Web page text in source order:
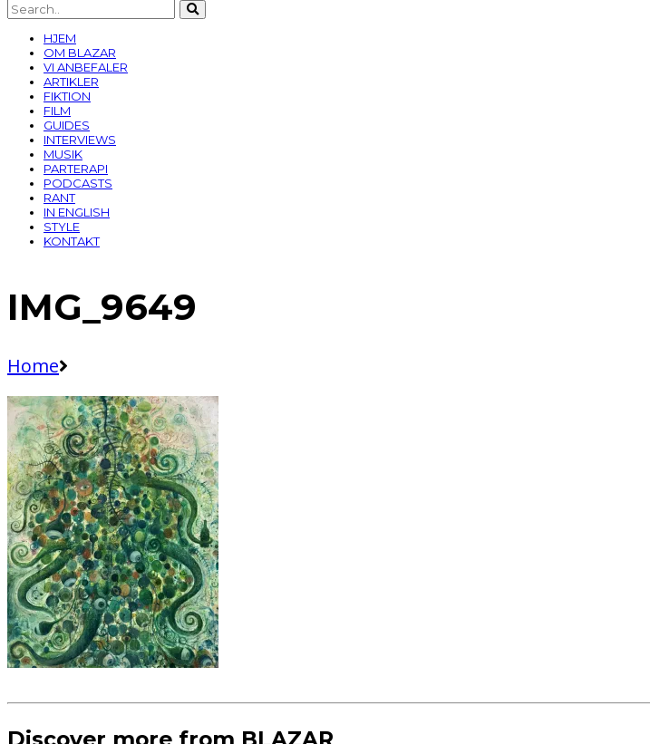
HJEM
OM BLAZAR
VI ANBEFALER
ARTIKLER
FIKTION
FILM
GUIDES
INTERVIEWS
MUSIK
PARTERAPI
PODCASTS
RANT
IN ENGLISH
STYLE
KONTAKT
IMG_9649
Home
Discover more from BLAZAR